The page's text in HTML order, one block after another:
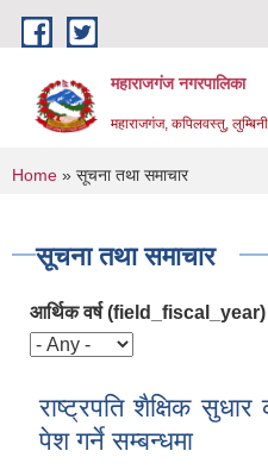
Skip to main content
महाराजगंज नगरपालिका
महाराजगंज, कपिलवस्तु,
You are here
Home » सूचना तथा समाचार
सूचना तथा समाचार
आर्थिक वर्ष (field_fiscal_year)
राष्ट्रपति शैक्षिक सुधार
पेश गर्ने सम्बन्धमा